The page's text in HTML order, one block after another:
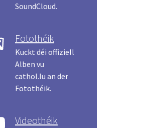
SoundCloud.
Fotothéik
Kuckt déi offiziell
Alben vu
cathol.lu an der
Fotothéik.
Videothéik